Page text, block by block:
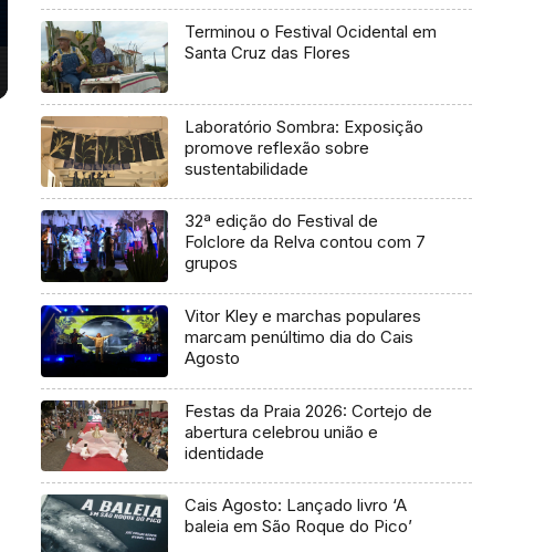
Terminou o Festival Ocidental em
Santa Cruz das Flores
Laboratório Sombra: Exposição
promove reflexão sobre
sustentabilidade
32ª edição do Festival de
Folclore da Relva contou com 7
grupos
Vitor Kley e marchas populares
marcam penúltimo dia do Cais
Agosto
Festas da Praia 2026: Cortejo de
abertura celebrou união e
identidade
Cais Agosto: Lançado livro ‘A
baleia em São Roque do Pico’